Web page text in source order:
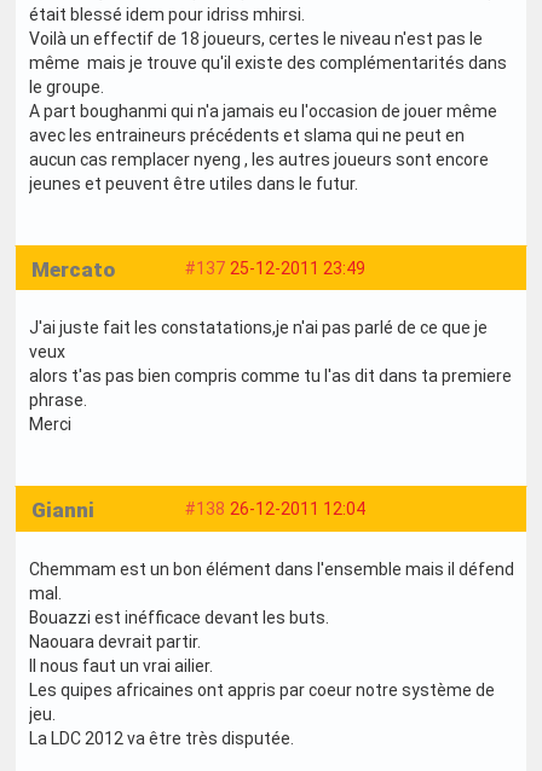
était blessé idem pour idriss mhirsi.
Voilà un effectif de 18 joueurs, certes le niveau n'est pas le
même mais je trouve qu'il existe des complémentarités dans
le groupe.
A part boughanmi qui n'a jamais eu l'occasion de jouer même
avec les entraineurs précédents et slama qui ne peut en
aucun cas remplacer nyeng , les autres joueurs sont encore
jeunes et peuvent être utiles dans le futur.
#137 25-12-2011 23:49
Mercato
J'ai juste fait les constatations,je n'ai pas parlé de ce que je
veux
alors t'as pas bien compris comme tu l'as dit dans ta premiere
phrase.
Merci
#138 26-12-2011 12:04
Gianni
Chemmam est un bon élément dans l'ensemble mais il défend
mal.
Bouazzi est inéfficace devant les buts.
Naouara devrait partir.
Il nous faut un vrai ailier.
Les quipes africaines ont appris par coeur notre système de
jeu.
La LDC 2012 va être très disputée.